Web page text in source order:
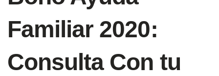
Familiar 2020:
Consulta Con tu